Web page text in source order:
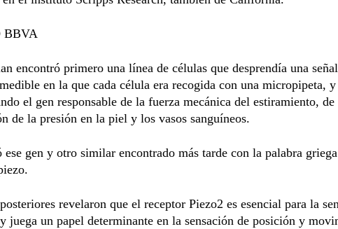
BBVA
encontró primero una línea de células que desprendía una señal
en la que cada célula era recogida con una micropipeta, y
el gen responsable de la fuerza mecánica del estiramiento, de
de la presión en la piel y los vasos sanguíneos.
ese gen y otro similar encontrado más tarde con la palabra
revelaron que el receptor Piezo2 es esencial para la
juega un papel determinante en la sensación de posición y